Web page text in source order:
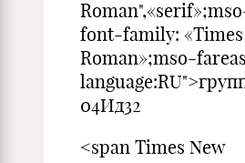
font-family: «Times
Roman»;mso-
04Ид32
<span Times New